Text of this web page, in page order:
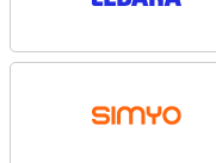
De Galaxy A37 5G heeft
voorganger, de Samsung
Gorilla Glass Victus,